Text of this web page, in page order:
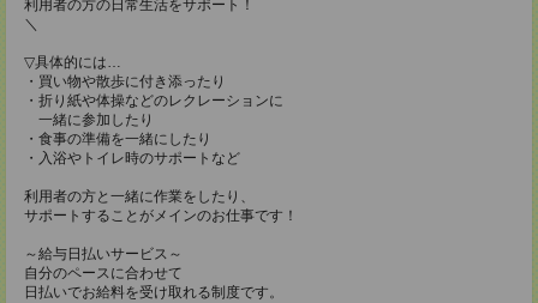
利用者の方の日常生活をサポート！
＼
▽具体的には…
・買い物や散歩に付き添ったり
・折り紙や体操などのレクレーションに
一緒に参加したり
・食事の準備を一緒にしたり
・入浴やトイレ時のサポートなど
利用者の方と一緒に作業をしたり、
サポートすることがメインのお仕事です！
～給与日払いサービス～
自分のペースに合わせて
日払いでお給料を受け取れる制度です。